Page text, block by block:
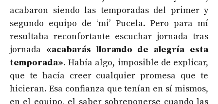
acabaron siendo las temporadas del primer y
segundo equipo de ‘mi’ Pucela. Pero para mí
resultaba reconfortante escuchar jornada tras
jornada «acabarás llorando de alegría esta
temporada». Había algo, imposible de explicar,
que te hacía creer cualquier promesa que te
hicieran. Esa confianza que tenían en sí mismos,
en el equipo, el saber sobreponerse cuando las